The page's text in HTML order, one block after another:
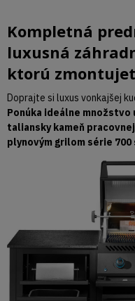
Kompletná
luxusná
ktorú
Doprajte si luxus vonkajšej
Ponúka ideálne
taliansky kameň
plynovým grilom série 700